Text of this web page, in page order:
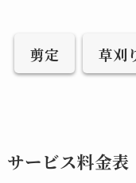
剪定 草刈
サービス料金表